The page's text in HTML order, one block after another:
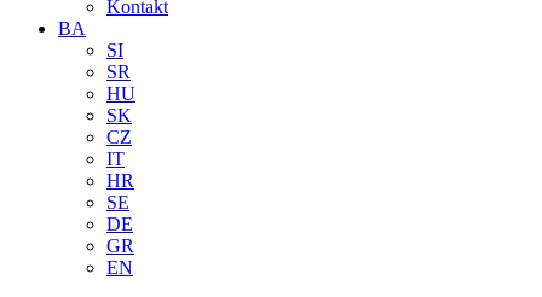
Kontakt
BA
SI
SR
HU
SK
CZ
IT
HR
SE
DE
GR
EN